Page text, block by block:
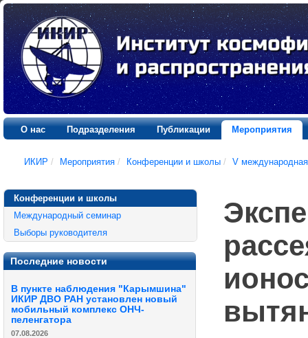
О нас Подразделения Публикации Мероприятия
ИКИР / Мероприятия / Конференции и школы / V
Конференции и школы
Международный семинар
Выборы руководителя
Последние новости
В пункте наблюдения "Карымшина"
ИКИР ДВО РАН установлен новый
мобильный комплекс ОНЧ-
пеленгатора
07.08.2026